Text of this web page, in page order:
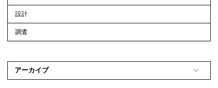
設計
調査
アーカイブ